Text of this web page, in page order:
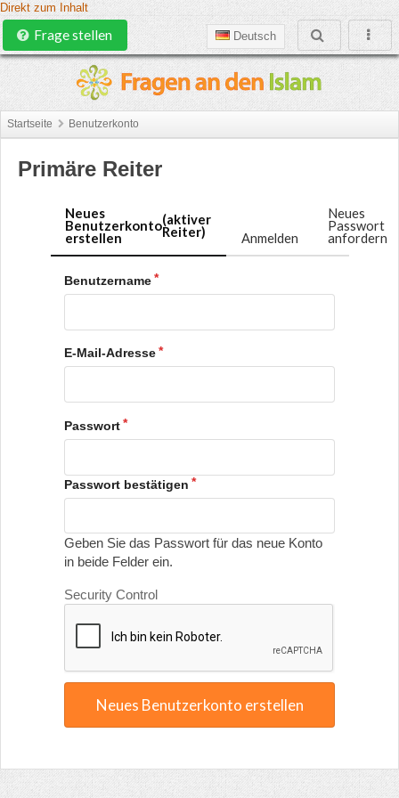
Direkt zum Inhalt
Deutsch
Frage stellen
Startseite Benutzerkonto
Primäre Reiter
Neues
Benutzerkonto
erstellen
(aktiver
Reiter) Anmelden
Neues
Passwort
anfordern
Benutzername
E-Mail-Adresse
Passwort
Passwort bestätigen
Geben Sie das Passwort für das neue Konto
in beide Felder ein.
Security Control